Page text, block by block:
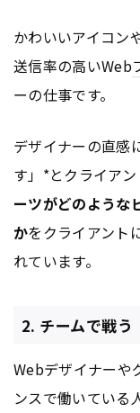
かわいいアイコン
送信率の高いWeb
ーの仕事です。
デザイナーの直感
す」*とクライアン
ーツがどのような
かをクライアント
れています。
2. チームで戦う
Webデザイナーや
ンスで働いている